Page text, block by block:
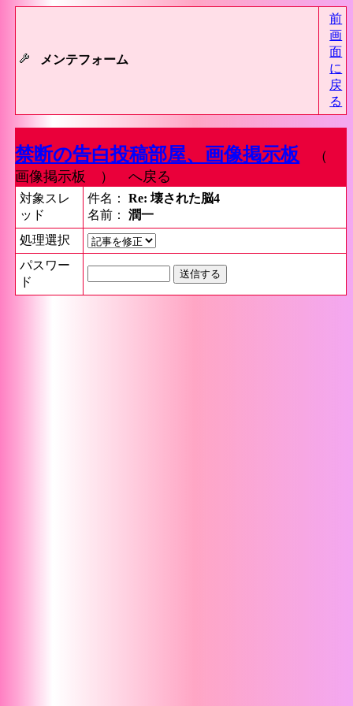
メンテフォーム
前
画
面
に
戻
る
禁断の告白投稿部屋、画像掲示板
（
画像掲示板 ） へ戻る
対象スレ
ッド
件名：Re: 壊された脳4
名前：潤一
処理選択
パスワー
ド